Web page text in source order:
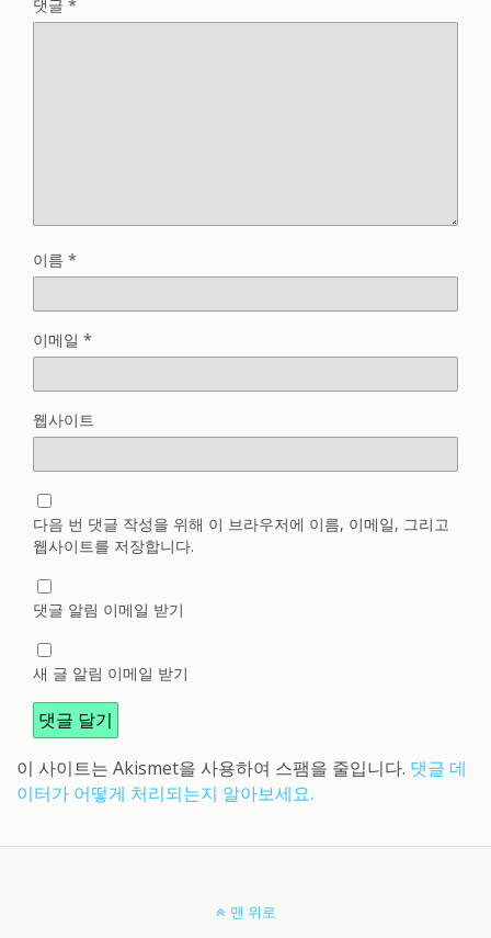
댓글 *
이름 *
이메일 *
웹사이트
다음 번 댓글 작성을 위해 이 브라우저에 이름, 이메일, 그리고
웹사이트를 저장합니다.
댓글 알림 이메일 받기
새 글 알림 이메일 받기
이 사이트는 Akismet을 사용하여 스팸을 줄입니다. 댓글 데
이터가 어떻게 처리되는지 알아보세요.
맨 위로